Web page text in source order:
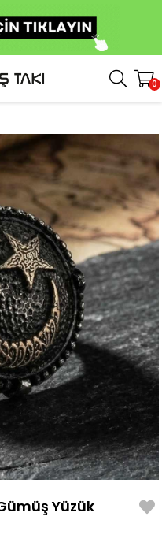
0
Yüzük